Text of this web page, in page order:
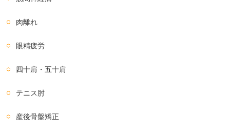
肉離れ
眼精疲労
四十肩・五十肩
テニス肘
産後骨盤矯正